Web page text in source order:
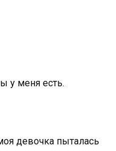
у меня есть.
девочка пыталась